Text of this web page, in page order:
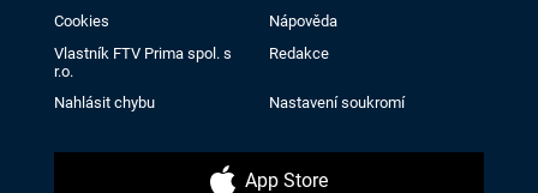
Cookies
Nápověda
Vlastník FTV Prima spol. s
r.o.
Redakce
Nahlásit chybu Nastavení soukromí
App Store